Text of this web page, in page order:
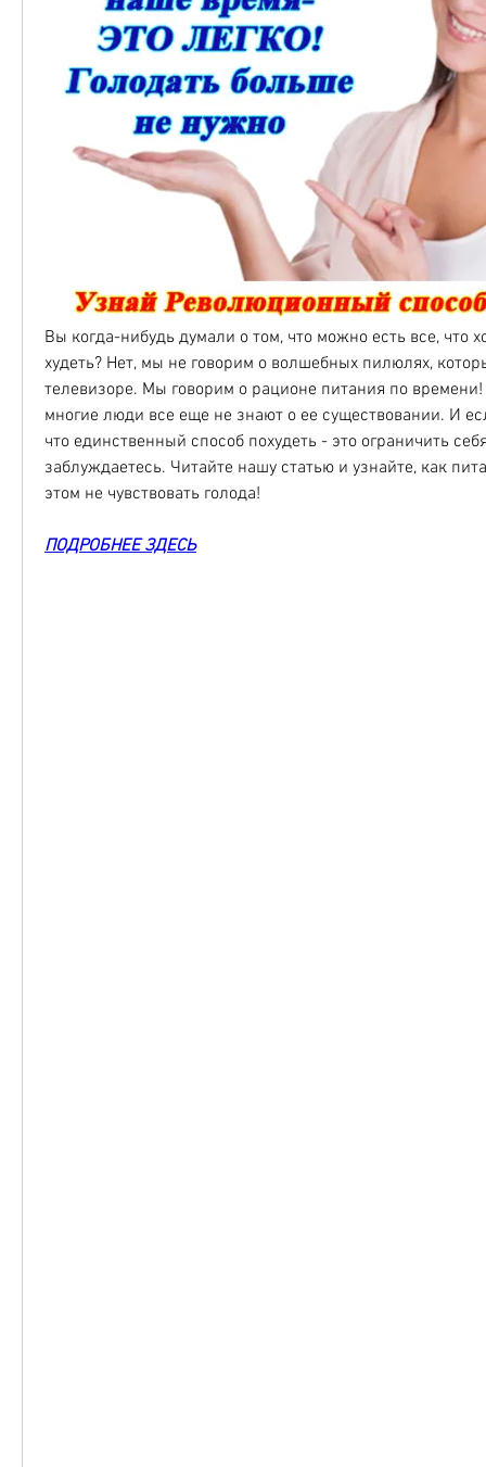
Вы когда-нибудь думали о том, что можно есть все, что
худеть? Нет, мы не говорим о волшебных пилюлях,
телевизоре. Мы говорим о рационе питания по
многие люди все еще не знают о ее существовании. И
что единственный способ похудеть - это ограничить
заблуждаетесь. Читайте нашу статью и узнайте, как
этом не чувствовать голода!
ПОДРОБНЕЕ ЗДЕСЬ